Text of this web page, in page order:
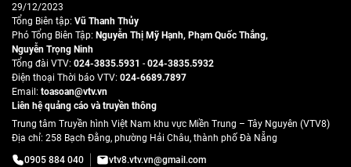
29/12/2023
Tổng Biên tập: Vũ Thanh Thủy
Phó Tổng Biên Tập: Nguyễn Thị Mỹ Hạnh, Phạm Quốc Thắng,
Nguyễn Trọng Ninh
Tổng đài VTV: 024-3835.5931 - 024-3835.5932
Ðiện thoại Thời báo VTV: 024-6689.7897
Email: toasoan@vtv.vn
Liên hệ quảng cáo và truyền thông
Trung tâm Truyền hình Việt Nam khu vực Miền Trung – Tây Nguyên (VTV8)
Địa chỉ: 258 Bạch Đằng, phường Hải Châu, thành phố Đà Nẵng
0905 884 040
vtv8.vtv.vn@gmail.com